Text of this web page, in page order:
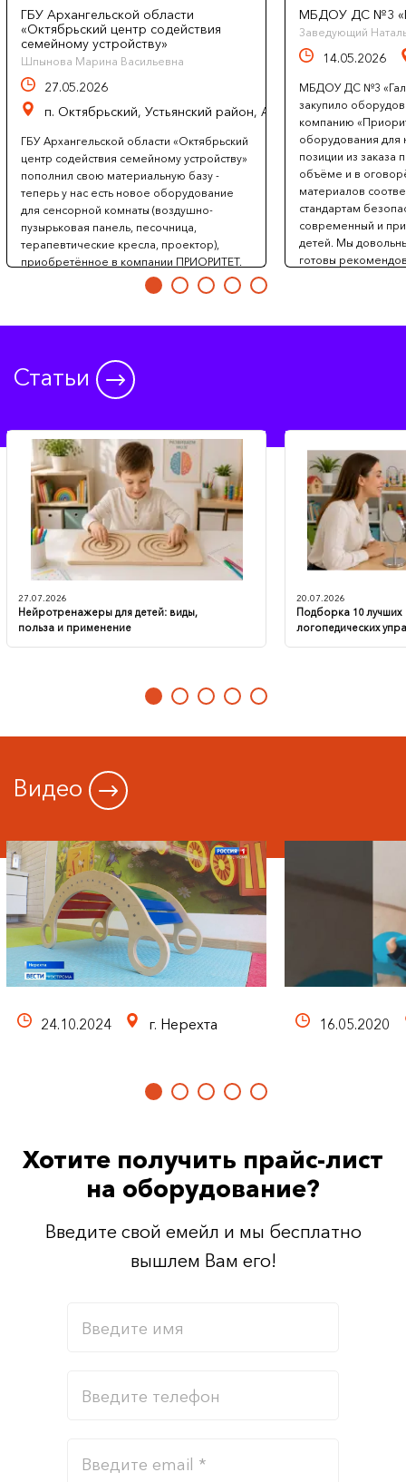
ГБУ Архангельской области
«Октябрьский центр содействия
семейному устройству»
Шпынова Марина Васильевна
27.05.2026
п. Октябрьский, Устьянский район, Архангельская область
ГБУ Архангельской области «Октябрьский
центр содействия семейному устройству»
пополнил свою материальную базу -
теперь у нас есть новое оборудование
для сенсорной комнаты (воздушно-
пузырьковая панель, песочница,
терапевтические кресла, проектор),
приобретённое в компании ПРИОРИТЕТ.
Доставка оборудования прошла
безупречно, в точно оговоренные сроки
сотрудников компании. Хотим отметить
профессионализм менеджера Виктора,
который работал с нами. Мы уверены, что
нашу работу с детьми, оказавшимися в
трудной жизненной ситуации, ещё более
плодотворной и увлекательной, помогая
им раскрывать свой внутренний мир и
находить гармонию. Полным ходом идёт
подготовка кабинета к приёму нового
наполнения, и мы с нетерпением ждём
момента, когда сможем начать его
использовать!
МБДОУ ДС №3
Заведующий
14.05.2026
МБДОУ ДС №3
закупило
компанию
оборудования
позиции из заказа
объёме и в
материалов
стандартам
современный и
детей. Мы
готовы
Статьи
27.07.2026
Нейротренажеры для детей: виды,
польза и применение
20.07.2026
Подборка 10 лучших
логопедических
Видео
24.10.2024 г. Нерехта 16.05.2020
Хотите получить прайс-лист
на оборудование?
Введите свой емейл и мы бесплатно
вышлем Вам его!